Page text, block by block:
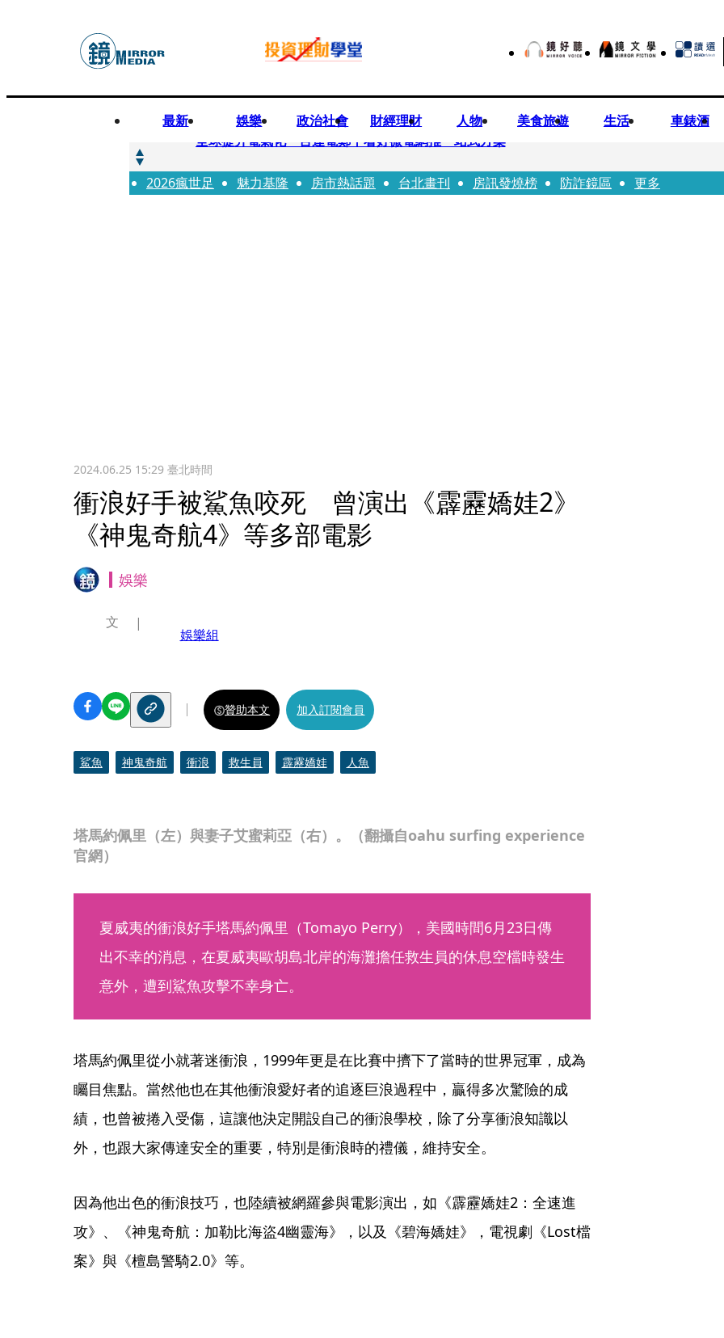
最新 娛樂 政治社會 財經理財 人物 美食旅遊 生活 車錶酒
快訊
全球提升電氣化 台達電鄭平看好微電網推一站式方案
快訊
又要不副署？立院三讀藍白兒少未來帳戶 政院放話：將採必要憲政作為
2026瘋世足 魅力基隆 房市熱話題 台北畫刊 房訊發燒榜 防詐鏡區 更多
2024.06.25 15:29臺北時間
衝浪好手被鯊魚咬死 曾演出《霹靂嬌娃2》
《神鬼奇航4》等多部電影
娛樂
塔馬約佩里（左）與妻子艾蜜莉亞（右）。（翻攝自oahu surfing experience
官網）
文
娛樂組
贊助本文 加入訂閱會員
鯊魚 神鬼奇航 衝浪 救生員 霹靂嬌娃 人魚
夏威夷的衝浪好手塔馬約佩里（Tomayo Perry），美國時間6月23日傳
出不幸的消息，在夏威夷歐胡島北岸的海灘擔任救生員的休息空檔時發生
意外，遭到鯊魚攻擊不幸身亡。
塔馬約佩里從小就著迷衝浪，1999年更是在比賽中擠下了當時的世界冠軍，成為
矚目焦點。當然他也在其他衝浪愛好者的追逐巨浪過程中，贏得多次驚險的成
績，也曾被捲入受傷，這讓他決定開設自己的衝浪學校，除了分享衝浪知識以
外，也跟大家傳達安全的重要，特別是衝浪時的禮儀，維持安全。
因為他出色的衝浪技巧，也陸續被網羅參與電影演出，如《霹靂嬌娃2：全速進
攻》、《神鬼奇航：加勒比海盜4幽靈海》，以及《碧海嬌娃》，電視劇《Lost檔
案》與《檀島警騎2.0》等。